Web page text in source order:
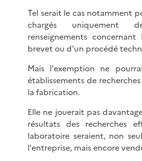
Tel serait le cas notamment
chargés uniquement
renseignements
brevet ou d'un procédé
Mais l'exemption ne
établissements de
la fabrication.
Elle ne jouerait pas
résultats des recherches
laboratoire seraient, non
l'entreprise, mais encore